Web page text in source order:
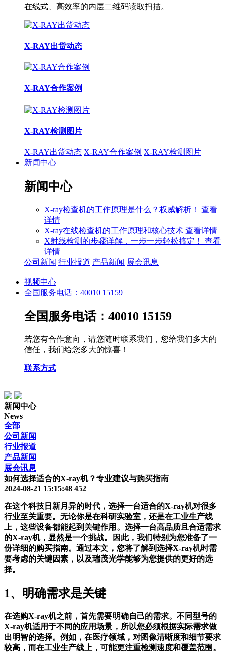
在线式、高效率的内层二维码读取扫描。
X-RAY出货动态
X-RAY合作案例
X-RAY检测图片
X-RAY出货动态 X-RAY合作案例 X-RAY检测图片
新闻中心
新闻中心
X-ray检查机的工作原理是什么？权威解析！ 查看
详情
X-ray在线检查机的工作原理和核心技术 查看详情
X射线检测的步骤详解，一步一步轻松搞定！ 查看
详情
公司新闻 行业报道 产品新闻 展会讯息
视频中心
全国服务电话：40010 15159
全国服务电话：40010 15159
若您有合作意向，请您随时联系我们，您给我们多大的
信任，我们给您多大的惊喜！
联系方式
新闻中心
News
全部
公司新闻
行业报道
产品新闻
展会讯息
如何选择适合的X-ray机？专业建议与购买指南
2024-08-21 15:15:48 452
在这个科技日新月异的时代，选择一台适合的X-ray机对很多
行业至关重要。无论你是在科研实验室，还是在工业生产线
上，这些设备都能起到关键作用。选择一台高品质且合适需求
的X-ray机，显然是一个挑战。因此，我们特别为您准备了一
份详细的购买指南。通过本文，您将了解到选择X-ray机时需
要考虑的关键因素，以及瑞茂光学能够为您提供的更好的选
择。
1、明确需求是关键
在选购X-ray机之前，首先需要明确自己的需求。不同型号的
X-ray机适用于不同的应用场景，所以您必须根据实际需求做
出明智的选择。例如，在医疗领域，对图像清晰度和细节要求
较高，而在工业生产线上，可能更注重检测速度和覆盖范围。